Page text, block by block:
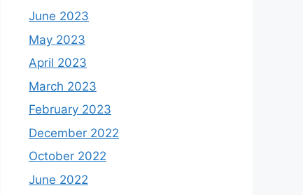
June 2023
May 2023
April 2023
March 2023
February 2023
December 2022
October 2022
June 2022